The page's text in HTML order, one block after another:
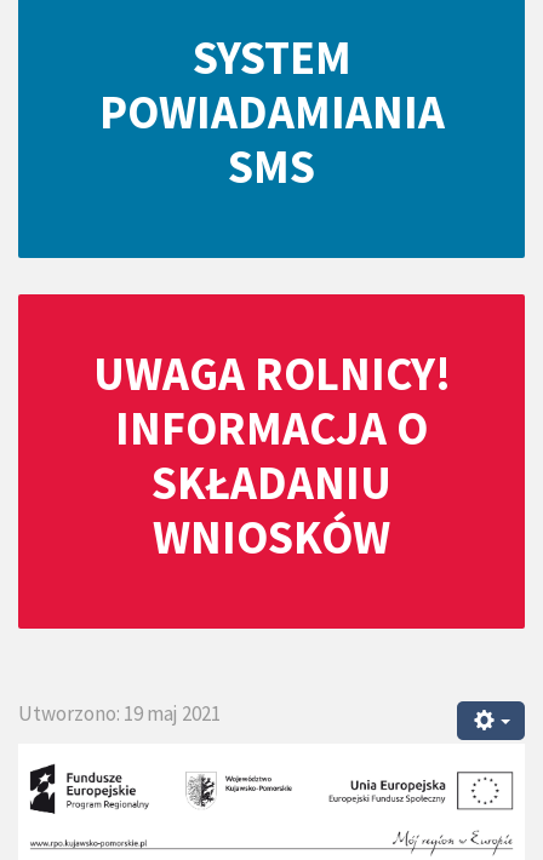
SYSTEM
POWIADAMIANIA
SMS
UWAGA ROLNICY!
INFORMACJA O
SKŁADANIU
WNIOSKÓW
Utworzono: 19 maj 2021